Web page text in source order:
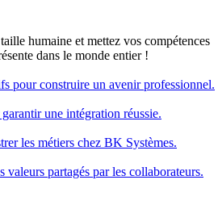
humaine et mettez vos compétences
dans le monde entier !
pour construire un avenir professionnel.
une intégration réussie.
les métiers chez BK Systèmes.
valeurs partagés par les collaborateurs.